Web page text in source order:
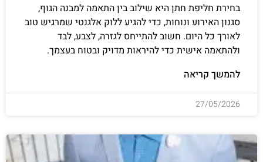
בחירת חליפת חתן היא שילוב בין התאמה למבנה הגוף,
סגנון האירוע ונוחות, כדי להגיע ללוק אלגנטי שמרגיש טוב
לאורך כל היום. חשוב להתייחס לגזרה, לצבע, לבד
ולהתאמה אישית כדי להיראות מדויק ובטוח בעצמך.
להמשך קריאה
27/05/2026